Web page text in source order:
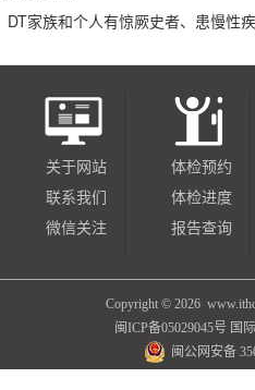
DT家族和个人有惊厥史者、患慢性
关于网站
联系我们
微信关注
体检预约
体检进度
报告查询
Copyright © 2026
闽ICP备05029045号 国
闽公网安备